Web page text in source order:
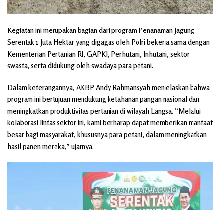
Kegiatan ini merupakan bagian dari program Penanaman Jagung
Serentak 1 Juta Hektar yang digagas oleh Polri bekerja sama dengan
Kementerian Pertanian RI, GAPKI, Perhutani, Inhutani, sektor
swasta, serta didukung oleh swadaya para petani.
Dalam keterangannya, AKBP Andy Rahmansyah menjelaskan bahwa
program ini bertujuan mendukung ketahanan pangan nasional dan
meningkatkan produktivitas pertanian di wilayah Langsa. “Melalui
kolaborasi lintas sektor ini, kami berharap dapat memberikan manfaat
besar bagi masyarakat, khususnya para petani, dalam meningkatkan
hasil panen mereka,” ujarnya.